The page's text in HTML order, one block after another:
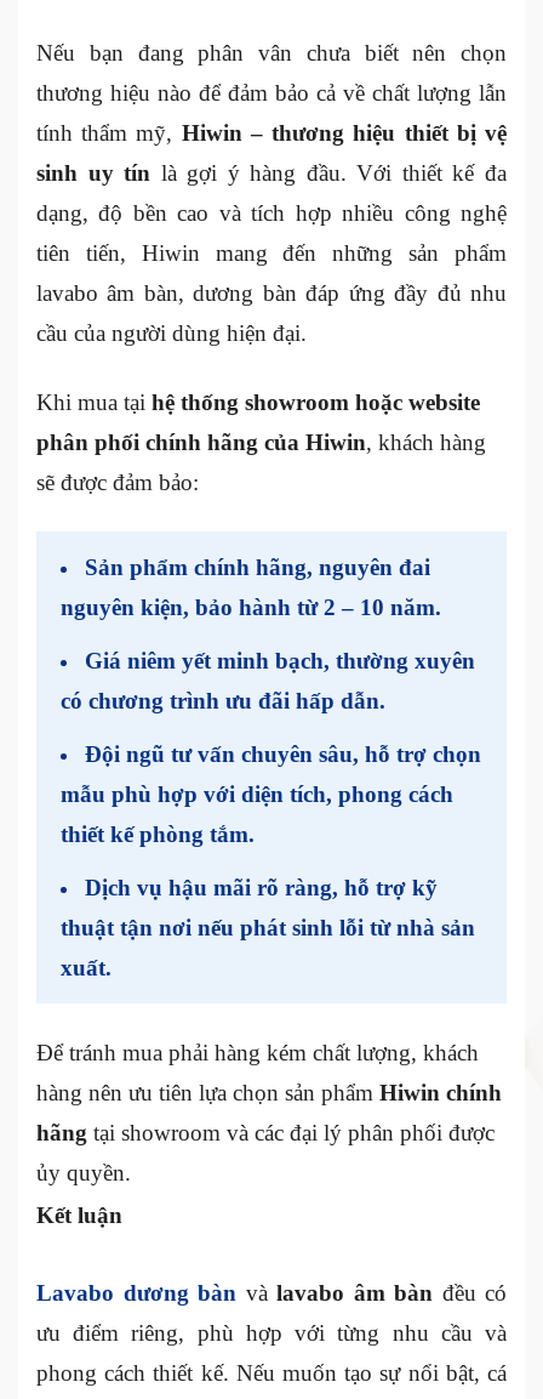
Nếu bạn đang phân vân chưa biết nên chọn
thương hiệu nào để đảm bảo cả về chất lượng lẫn
tính thẩm mỹ, Hiwin – thương hiệu thiết bị vệ
sinh uy tín là gợi ý hàng đầu. Với thiết kế đa
dạng, độ bền cao và tích hợp nhiều công nghệ
tiên tiến, Hiwin mang đến những sản phẩm
lavabo âm bàn, dương bàn đáp ứng đầy đủ nhu
cầu của người dùng hiện đại.
Khi mua tại hệ thống showroom hoặc website
phân phối chính hãng của Hiwin, khách hàng
sẽ được đảm bảo:
Sản phẩm chính hãng, nguyên đai
nguyên kiện, bảo hành từ2 – 10 năm.
Giá niêm yết minh bạch, thường xuyên
có chương trình ưu đãi hấp dẫn.
Đội ngũ tư vấn chuyên sâu, hỗ trợ chọn
mẫu phù hợp với diện tích, phong cách
thiết kế phòng tắm.
Dịch vụ hậu mãi rõ ràng, hỗ trợ kỹ
thuật tận nơi nếu phát sinh lỗi từ nhà sản
xuất.
Để tránh mua phải hàng kém chất lượng, khách
hàng nên ưu tiên lựa chọn sản phẩm Hiwin chính
hãng tại showroom và các đại lý phân phối được
ủy quyền.
Kết luận
Lavabo dương bàn và lavabo âm bàn đều có
ưu điểm riêng, phù hợp với từng nhu cầu và
phong cách thiết kế. Nếu muốn tạo sự nổi bật, cá